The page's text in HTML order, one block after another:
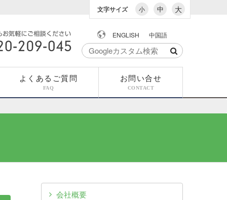
文字サイズ 小 中 大
209-045
ENGLISH 中国語
よくあるご質問
FAQ
お問い合せ
CONTACT
会社概要